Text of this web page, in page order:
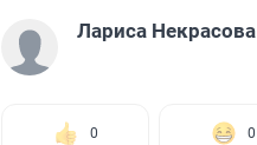
Лариса Некрасова
0 0